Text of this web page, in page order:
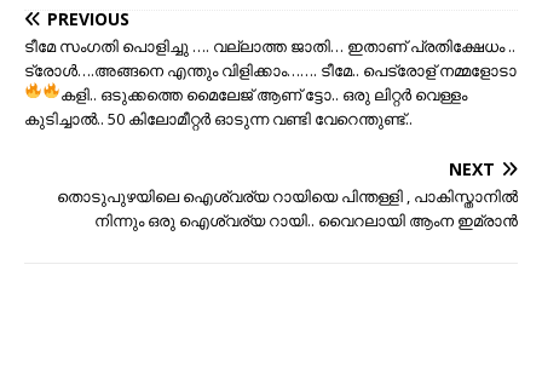
PREVIOUS
ടീമേ സംഗതി പൊളിച്ചു …. വല്ലാത്ത ജാതി… ഇതാണ് പ്രതിക്ഷേധം ..
ട്രോള്‍….അങ്ങനെ എന്തും വിളിക്കാം……. ടീമേ.. പെട്രോള് നമ്മളോടാ
കളി.. ഒടുക്കത്തെ മൈലേജ് ആണ് ട്ടോ.. ഒരു ലിറ്റർ വെള്ളം
കുടിച്ചാൽ.. 50 കിലോമീറ്റർ ഓടുന്ന വണ്ടി വേറെന്തുണ്ട്..
NEXT
തൊടുപുഴയിലെ ഐശ്വര്യ റായിയെ പിന്തള്ളി , പാകിസ്താനില്‍
നിന്നും ഒരു ഐശ്വര്യ റായി.. വൈറലായി ആംന ഇമ്രാൻ